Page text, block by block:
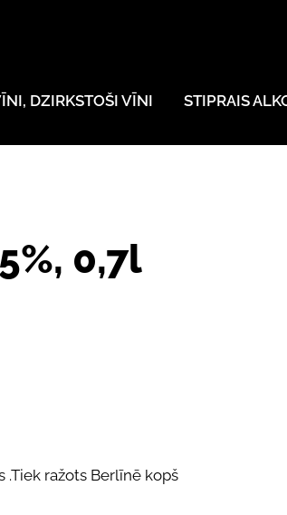
DZIRKSTOŠI VĪNI STIPRAIS
0,7l
ražots Berlīnē kopš